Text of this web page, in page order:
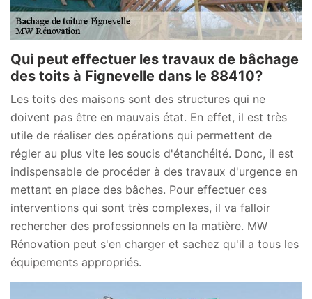
Qui peut effectuer les travaux de bâchage
des toits à Fignevelle dans le 88410?
Les toits des maisons sont des structures qui ne
doivent pas être en mauvais état. En effet, il est très
utile de réaliser des opérations qui permettent de
régler au plus vite les soucis d'étanchéité. Donc, il est
indispensable de procéder à des travaux d'urgence en
mettant en place des bâches. Pour effectuer ces
interventions qui sont très complexes, il va falloir
rechercher des professionnels en la matière. MW
Rénovation peut s'en charger et sachez qu'il a tous les
équipements appropriés.